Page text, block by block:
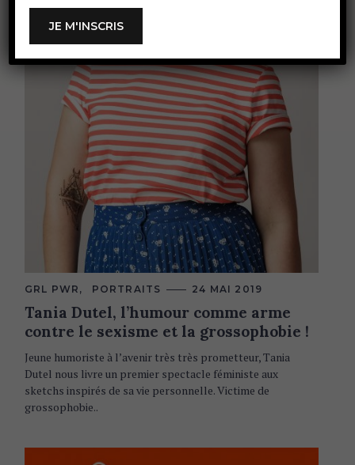
C
T
G
R
I
E
S
GRL PWR PORTRAITS 24 MAI 2019
Tania Dutel, l’humour comme arme
contre le sexisme et la grossophobie !
Jeune humoriste à l’avenir très très prometteur, Tania
Dutel nous livre un premier spectacle féministe aux
sketchs inspirés de sa vie personnelle. Victime de
grossophobie..